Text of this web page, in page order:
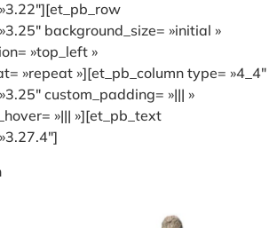
background_size= »initial »
»top_left »
»repeat »][et_pb_column type= »4_4″
custom_padding= »||| »
»||| »][et_pb_text